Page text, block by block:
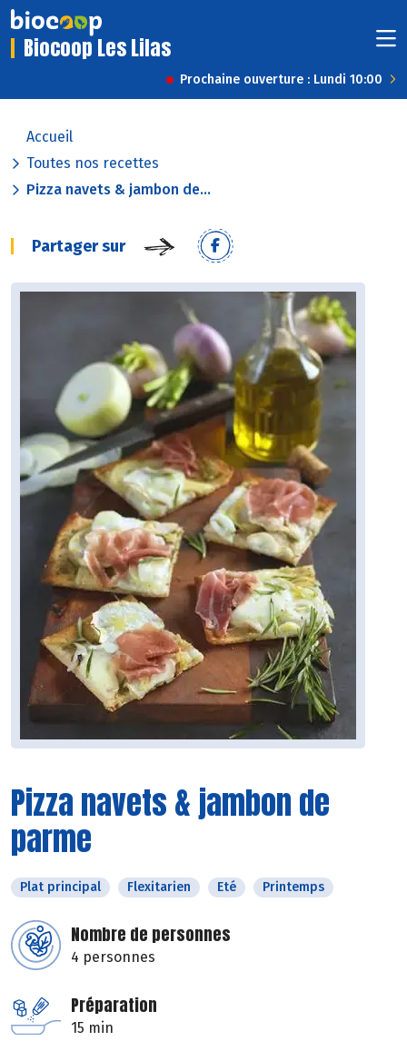
Biocoop Les Lilas
Prochaine ouverture : Lundi 10:00
Accueil
Toutes nos recettes
Pizza navets & jambon de...
Partager sur
Pizza navets & jambon de
parme
Plat principal Flexitarien Eté Printemps
Nombre de personnes
4 personnes
Préparation
15 min